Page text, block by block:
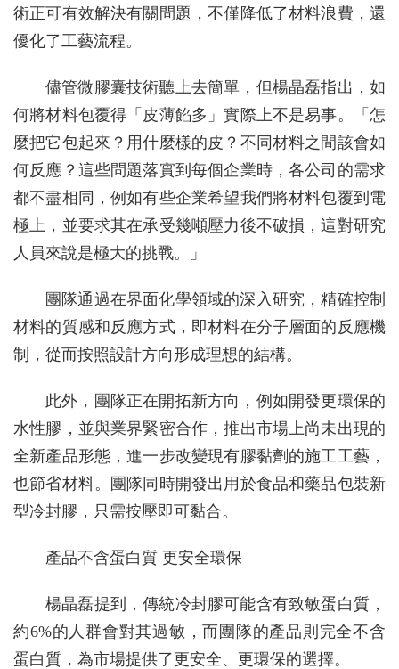
術正可有效解決有關問題，不僅降低了材料浪費，還
優化了工藝流程。
儘管微膠囊技術聽上去簡單，但楊晶磊指出，如
何將材料包覆得「皮薄餡多」實際上不是易事。「怎
麼把它包起來？用什麼樣的皮？不同材料之間該會如
何反應？這些問題落實到每個企業時，各公司的需求
都不盡相同，例如有些企業希望我們將材料包覆到電
極上，並要求其在承受幾噸壓力後不破損，這對研究
人員來說是極大的挑戰。」
團隊通過在界面化學領域的深入研究，精確控制
材料的質感和反應方式，即材料在分子層面的反應機
制，從而按照設計方向形成理想的結構。
此外，團隊正在開拓新方向，例如開發更環保的
水性膠，並與業界緊密合作，推出市場上尚未出現的
全新產品形態，進一步改變現有膠黏劑的施工工藝，
也節省材料。團隊同時開發出用於食品和藥品包裝新
型冷封膠，只需按壓即可黏合。
產品不含蛋白質 更安全環保
楊晶磊提到，傳統冷封膠可能含有致敏蛋白質，
約6%的人群會對其過敏，而團隊的產品則完全不含
蛋白質，為市場提供了更安全、更環保的選擇。